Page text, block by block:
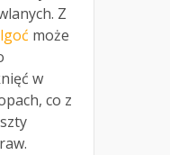
Z
może
w
co z